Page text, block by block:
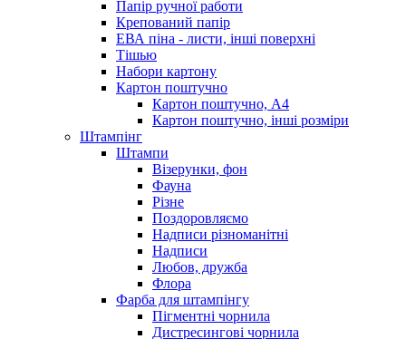
Папір ручної работи
Крепований папір
ЕВА піна - листи, інші поверхні
Тішью
Набори картону
Картон поштучно
Картон поштучно, А4
Картон поштучно, інші розміри
Штампінг
Штампи
Візерунки, фон
Фауна
Різне
Поздоровляємо
Надписи різноманітні
Надписи
Любов, дружба
Флора
Фарба для штампінгу
Пігментні чорнила
Дистресингові чорнила